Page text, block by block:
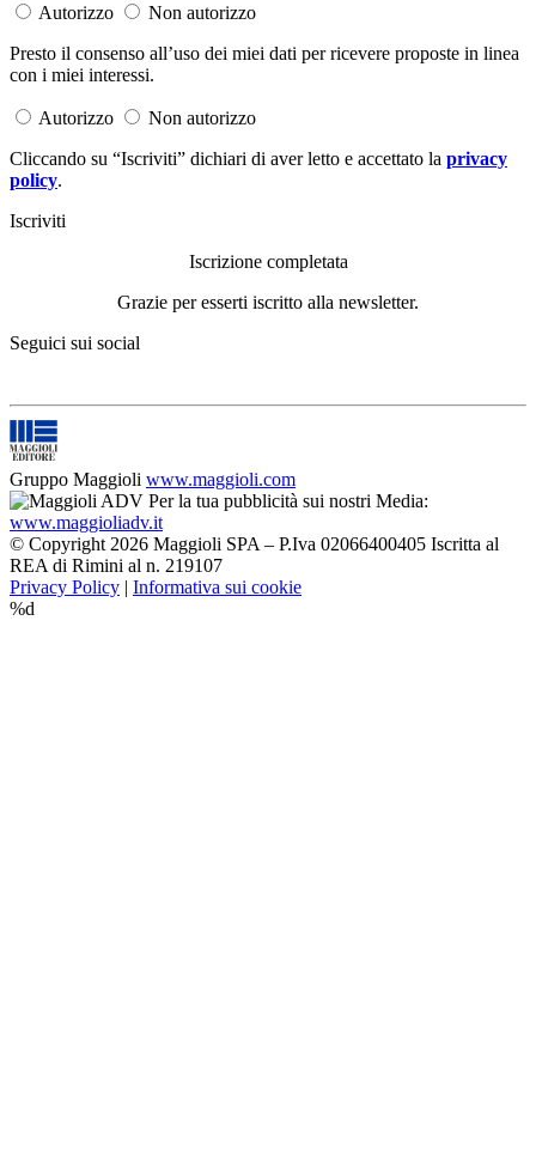
Autorizzo
Non autorizzo
Presto il consenso all’uso dei miei dati per ricevere proposte in linea
con i miei interessi.
Autorizzo
Non autorizzo
Cliccando su “Iscriviti” dichiari di aver letto e accettato la privacy
policy.
Iscriviti
Iscrizione completata
Grazie per esserti iscritto alla newsletter.
Seguici sui social
Gruppo Maggioli www.maggioli.com
Per la tua pubblicità sui nostri Media:
www.maggioliadv.it
© Copyright 2026 Maggioli SPA – P.Iva 02066400405 Iscritta al
REA di Rimini al n. 219107
Privacy Policy | Informativa sui cookie
%d